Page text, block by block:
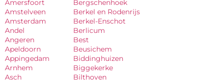
Amersfoort
Amstelveen
Amsterdam
Andel
Angeren
Apeldoorn
Appingedam
Arnhem
Asch
Bergschenhoek
Berkel en Rodenrijs
Berkel-Enschot
Berlicum
Best
Beusichem
Biddinghuizen
Biggekerke
Bilthoven